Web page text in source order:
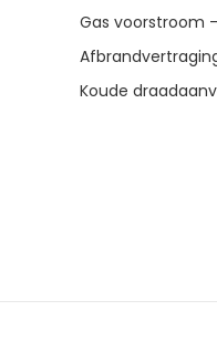
Gas voorstroom
Koude